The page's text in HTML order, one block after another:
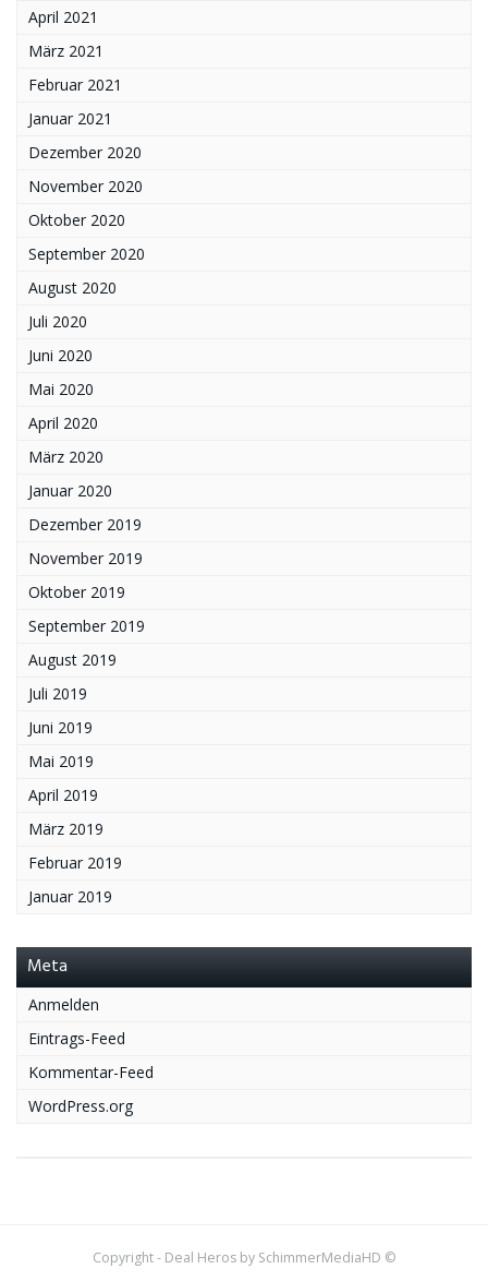
April 2021
März 2021
Februar 2021
Januar 2021
Dezember 2020
November 2020
Oktober 2020
September 2020
August 2020
Juli 2020
Juni 2020
Mai 2020
April 2020
März 2020
Januar 2020
Dezember 2019
November 2019
Oktober 2019
September 2019
August 2019
Juli 2019
Juni 2019
Mai 2019
April 2019
März 2019
Februar 2019
Januar 2019
Meta
Anmelden
Eintrags-Feed
Kommentar-Feed
WordPress.org
Copyright - Deal Heros by SchimmerMediaHD ©